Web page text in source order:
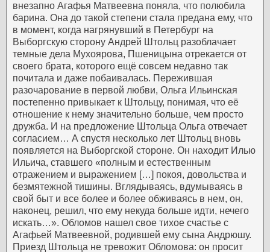
внезапно Агафья Матвеевна поняла, что полюбила
барина. Она до такой степени стала предана ему, что
в момент, когда нагрянувший в Петербург на
Выборгскую сторону Андрей Штольц разоблачает
темные дела Мухоярова, Пшеницына отрекается от
своего брата, которого ещё совсем недавно так
почитала и даже побаивалась. Пережившая
разочарование в первой любви, Ольга Ильинская
постепенно привыкает к Штольцу, понимая, что её
отношение к нему значительно больше, чем просто
дружба. И на предложение Штольца Ольга отвечает
согласием… А спустя несколько лет Штольц вновь
появляется на Выборгской стороне. Он находит Илью
Ильича, ставшего «полным и естественным
отражением и выражением […] покоя, довольства и
безмятежной тишины. Вглядываясь, вдумываясь в
свой быт и все более и более обживаясь в нем, он,
наконец, решил, что ему некуда больше идти, нечего
искать…». Обломов нашел свое тихое счастье с
Агафьей Матвеевной, родившей ему сына Андрюшу.
Приезд Штольца не тревожит Обломова: он просит